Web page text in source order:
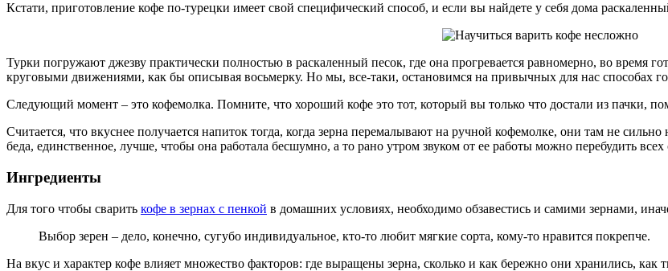
Кстати, приготовление кофе по-турецки имеет свой специфический способ, и если вы найдете у себя дома
Турки погружают джезву практически полностью в раскаленный песок, где она прогревается равномерно, во время
круговыми движениями, как бы описывая восьмерку. Но мы, все-таки, остановимся на привычных для нас способах
Следующий момент – это кофемолка. Помните, что хороший кофе это тот, который вы только что достали из пачки,
Считается, что вкуснее получается напиток тогда, когда зерна перемалывают на ручной кофемолке, они там не
беда, единственное, лучше, чтобы она работала бесшумно, а то рано утром звуком от ее работы можно перебудить всех
Ингредиенты
Для того чтобы сварить кофе в зернах с пенкой в домашних условиях, необходимо обзавестись и самими зернами,
Выбор зерен – дело, конечно, сугубо индивидуальное, кто-то любит мягкие сорта, кому-то нравится покрепче.
На вкус и характер кофе влияет множество факторов: где выращены зерна, сколько и как бережно они хранились, как